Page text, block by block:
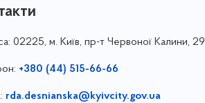
02225, м. Київ, пр-т Червоної Калини, 29
+380 (44) 515-66-66
rda.desnianska@kyivcity.gov.ua